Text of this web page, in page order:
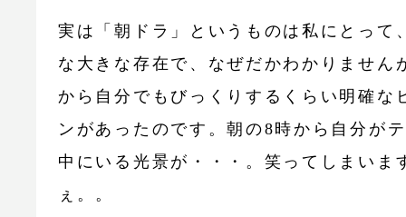
実は「朝ドラ」というものは私にとって
な大きな存在で、なぜだかわかりません
から自分でもびっくりするくらい明確な
ンがあったのです。朝の8時から自分が
中にいる光景が・・・。笑ってしまいま
ぇ。。